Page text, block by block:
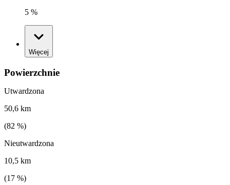
5 %
Więcej
Powierzchnie
Utwardzona
50,6 km
(82 %)
Nieutwardzona
10,5 km
(17 %)